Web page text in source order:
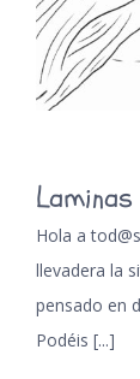
Hola a
llevadera la
pensado en
Podéis [...]